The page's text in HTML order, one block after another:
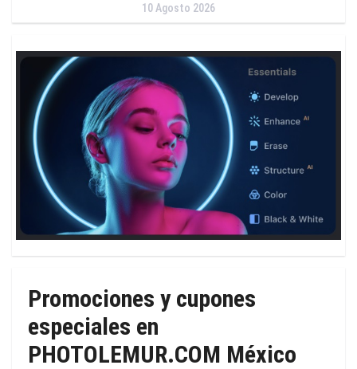
10 Agosto 2026
Promociones y cupones
especiales en
PHOTOLEMUR.COM México